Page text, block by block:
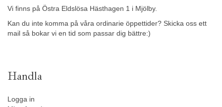
Vi finns på Östra Eldslösa Hästhagen 1 i Mjölby.
Kan du inte komma på våra ordinarie öppettider? Skicka oss ett
mail så bokar vi en tid som passar dig bättre:)
Handla
Logga in